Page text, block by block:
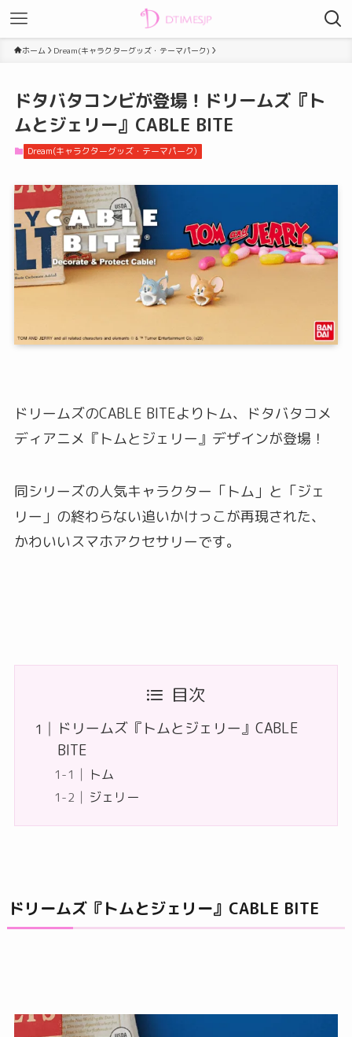
ホーム Dream(キャラクターグッズ・テーマパーク)
ドタバタコンビが登場！ドリームズ『ト
ムとジェリー』CABLE BITE
Dream(キャラクターグッズ・テーマパーク)
ドリームズのCABLE BITEよりトム、ドタバタコメ
ディアニメ『トムとジェリー』デザインが登場！
同シリーズの人気キャラクター「トム」と「ジェ
リー」の終わらない追いかけっこが再現された、
かわいいスマホアクセサリーです。
目次
ドリームズ『トムとジェリー』CABLE
BITE
トム
ジェリー
ドリームズ『トムとジェリー』CABLE BITE